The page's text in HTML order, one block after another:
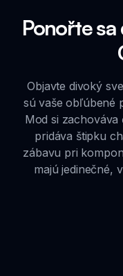
Ponořte
Objavte divoký
sú vaše obľúbené
Mod si
pridáva štipku
zábavu pri
majú jedinečné,